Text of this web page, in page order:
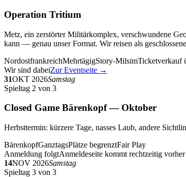
Operation Tritium
Metz, ein zerstörter Militärkomplex, verschwundene
kann — genau unser Format. Wir reisen als
NordostfrankreichMehrtägigStory-MilsimTicketverkauf
Wir sind dabeiZur Eventseite →
31OKT 2026Samstag
Spieltag 2 von 3
Closed Game Bärenkopf — Oktober
Herbsttermin: kürzere Tage, nasses Laub, andere
BärenkopfGanztagsPlätze begrenztFair Play
Anmeldung folgtAnmeldeseite kommt rechtzeitig vorher
14NOV 2026Samstag
Spieltag 3 von 3